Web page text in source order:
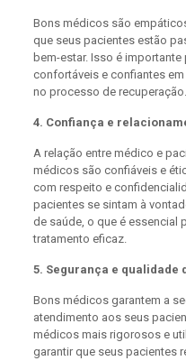
Bons médicos são
que seus pacientes estão
bem-estar. Isso é
confortáveis e confiantes
no processo de recuperação.
4. Confiança e
A relação entre médico e
médicos são confiáveis e
com respeito e
pacientes se sintam à
de saúde, o que é essencial
tratamento eficaz.
5. Segurança e qualidade
Bons médicos garantem a
atendimento aos seus
médicos mais rigorosos e
garantir que seus pacientes